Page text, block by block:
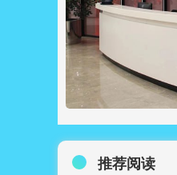
推荐阅读